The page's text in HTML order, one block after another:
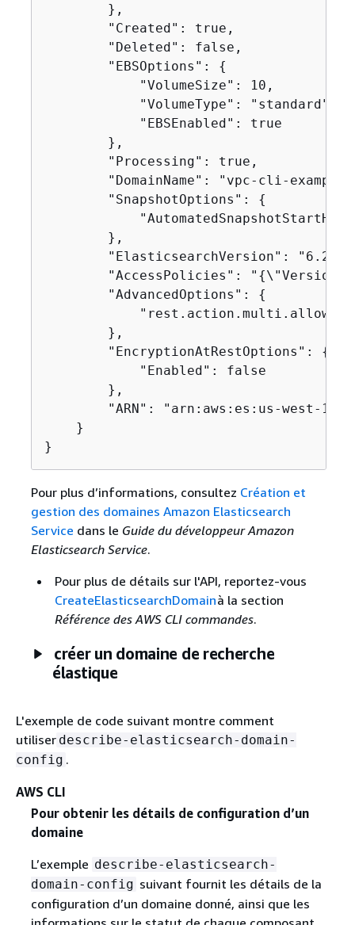
        },
        "Created": true,
        "Deleted": false,
        "EBSOptions":
{
            "VolumeSize": 10,
            "VolumeType": "standard",
            "EBSEnabled": true
        },
        "Processing": true,
"DomainName": "vpc-cli-
        "SnapshotOptions":
{
        },
        "ElasticsearchVersion": "6.2",
        "AccessPolicies": "
{
        "AdvancedOptions":
{
        },
        "EncryptionAtRestOptions":
{
            "Enabled": false
        },
"ARN": "arn:aws:es:us-west-
    }
}
Pour plus d’informations, consultez Création et
gestion des domaines Amazon Elasticsearch
Service dans le Guide du développeur Amazon
Elasticsearch Service.
Pour plus de détails sur l'API, reportez-vous
CreateElasticsearchDomainà la section
Référence des AWS CLI commandes.
créer un domaine de recherche
élastique
L'exemple de code suivant montre comment
utiliser describe-elasticsearch-domain-
config .
AWS CLI
Pour obtenir les détails de configuration d’un
domaine
L’exemple describe-elasticsearch-
domain-config suivant fournit les détails de la
configuration d’un domaine donné, ainsi que les